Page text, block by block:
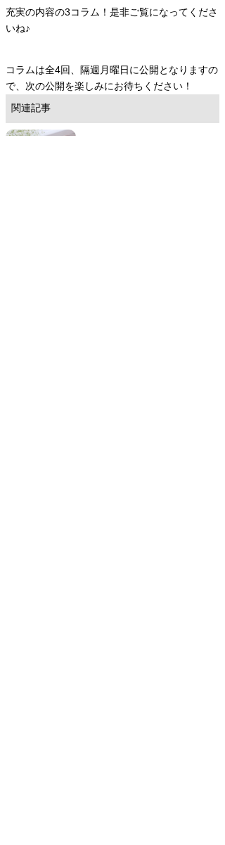
充実の内容の3コラム！是非ご覧になってくださ
いね♪
コラムは全4回、隔週月曜日に公開となりますの
で、次の公開を楽しみにお待ちください！
関連記事